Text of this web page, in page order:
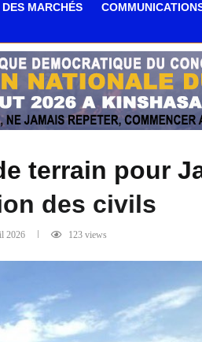
MARCHÉS
terrain pour
des civils
2026 123views